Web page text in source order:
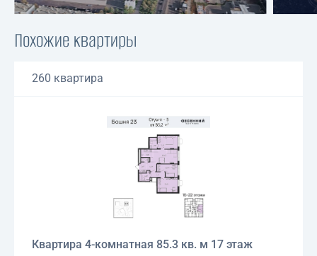
Похожие квартиры
260 квартира
Квартира 4-комнатная 85.3 кв. м 17 этаж